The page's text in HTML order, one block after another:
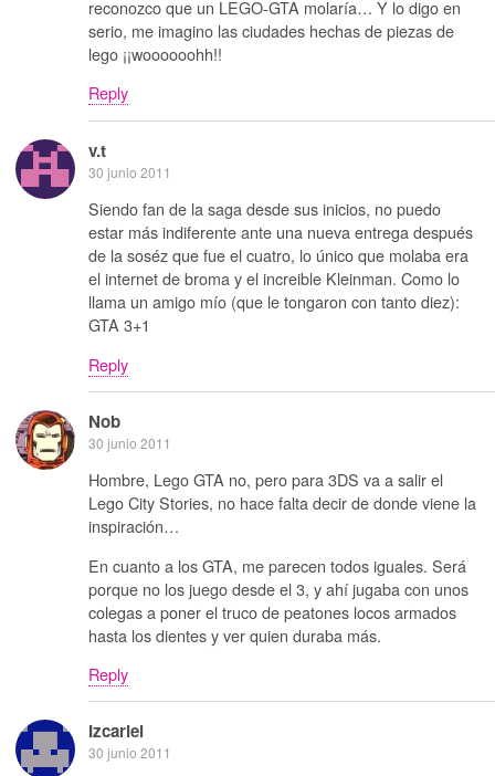
reconozco que un LEGO-GTA molaría… Y lo digo en
serio, me imagino las ciudades hechas de piezas de
lego ¡¡woooooohh!!
Reply
v.t
30 junio 2011
Siendo fan de la saga desde sus inicios, no puedo
estar más indiferente ante una nueva entrega después
de la soséz que fue el cuatro, lo único que molaba era
el internet de broma y el increible Kleinman. Como lo
llama un amigo mío (que le tongaron con tanto diez):
GTA 3+1
Reply
Nob
30 junio 2011
Hombre, Lego GTA no, pero para 3DS va a salir el
Lego City Stories, no hace falta decir de donde viene la
inspiración…
En cuanto a los GTA, me parecen todos iguales. Será
porque no los juego desde el 3, y ahí jugaba con unos
colegas a poner el truco de peatones locos armados
hasta los dientes y ver quien duraba más.
Reply
Izcariel
30 junio 2011